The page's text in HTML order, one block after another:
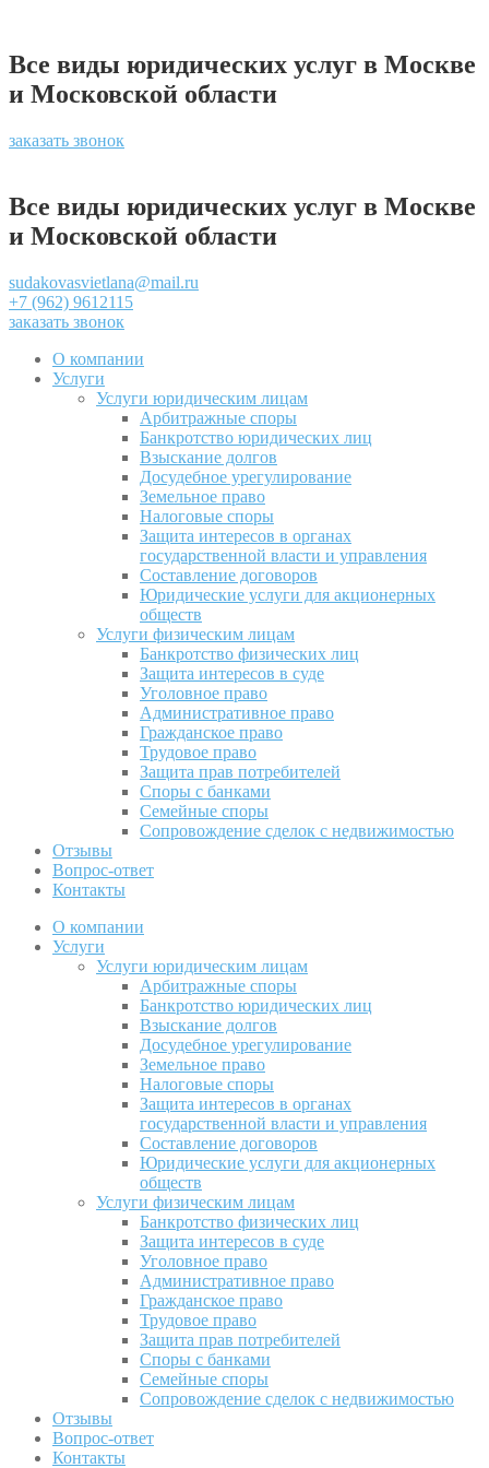
Все виды юридических услуг в Москве
и Московской области
заказать звонок
Все виды юридических услуг в Москве
и Московской области
sudakovasvietlana@mail.ru
+7 (962) 9612115
заказать звонок
О компании
Услуги
Услуги юридическим лицам
Арбитражные споры
Банкротство юридических лиц
Взыскание долгов
Досудебное урегулирование
Земельное право
Налоговые споры
Защита интересов в органах
государственной власти и управления
Составление договоров
Юридические услуги для акционерных
обществ
Услуги физическим лицам
Банкротство физических лиц
Защита интересов в суде
Уголовное право
Административное право
Гражданское право
Трудовое право
Защита прав потребителей
Споры с банками
Семейные споры
Сопровождение сделок с недвижимостью
Отзывы
Вопрос-ответ
Контакты
О компании
Услуги
Услуги юридическим лицам
Арбитражные споры
Банкротство юридических лиц
Взыскание долгов
Досудебное урегулирование
Земельное право
Налоговые споры
Защита интересов в органах
государственной власти и управления
Составление договоров
Юридические услуги для акционерных
обществ
Услуги физическим лицам
Банкротство физических лиц
Защита интересов в суде
Уголовное право
Административное право
Гражданское право
Трудовое право
Защита прав потребителей
Споры с банками
Семейные споры
Сопровождение сделок с недвижимостью
Отзывы
Вопрос-ответ
Контакты